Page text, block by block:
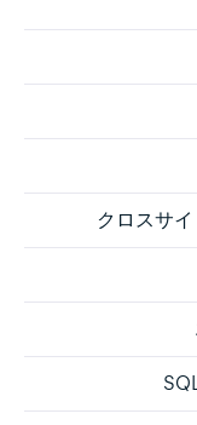
クロスサ